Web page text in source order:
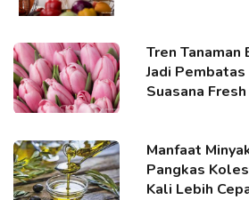
Tren Tanaman
Jadi
Suasana Fresh
Manfaat
Pangkas
Kali Lebih